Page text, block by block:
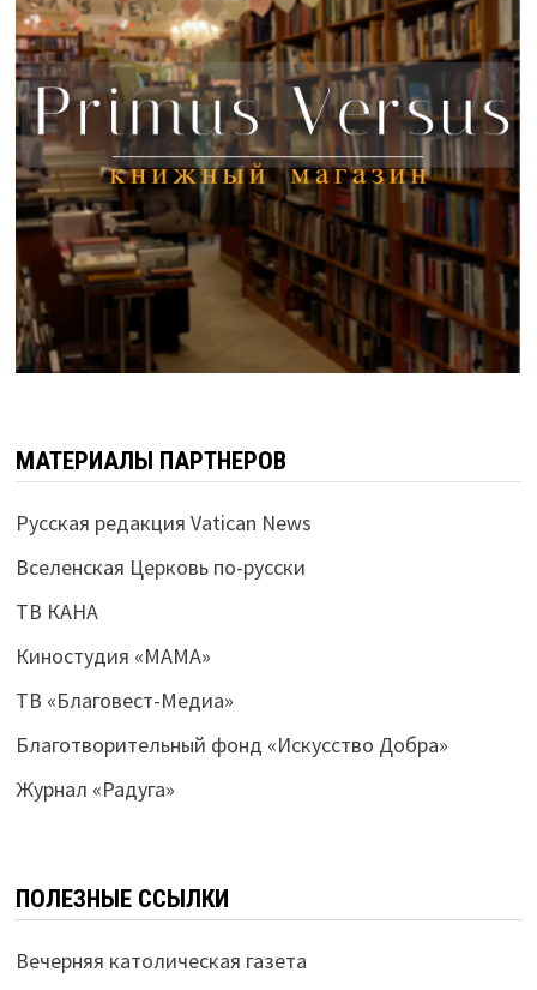
МАТЕРИАЛЫ ПАРТНЕРОВ
Русская редакция Vatican News
Вселенская Церковь по-русски
ТВ КАНА
Киностудия «МАМА»
ТВ «Благовест-Медиа»
Благотворительный фонд «Искусство Добра»
Журнал «Радуга»
ПОЛЕЗНЫЕ ССЫЛКИ
Вечерняя католическая газета